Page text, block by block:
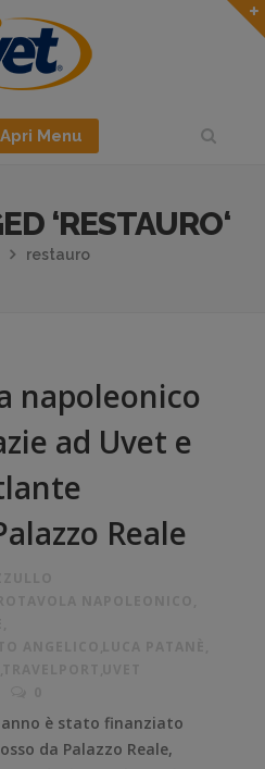
Apri Menu
‘RESTAURO‘
restauro
napoleonico
ad Uvet e
Reale
è stato finanziato
da Palazzo Reale,